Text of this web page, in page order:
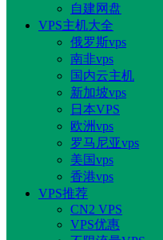
自建网盘
VPS主机大全
俄罗斯vps
南非vps
国内云主机
新加坡vps
日本VPS
欧洲vps
罗马尼亚vps
美国vps
香港vps
VPS推荐
CN2 VPS
VPS优惠